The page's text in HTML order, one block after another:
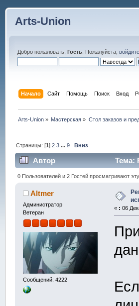
Arts-Union
Добро пожаловать, Гость. Пожалуйста, войдите
Начало Сайт Помощь Поиск Вход
Arts-Union » Мастерская » Стол заказов и
Страницы: [1]2 3 ...9 Вниз
Автор
Тема:
раз)
0 Пользователей и 2 Гостей просматривают
Altmer
Администратор
Ветеран
Сообщений: 4222
« : 06